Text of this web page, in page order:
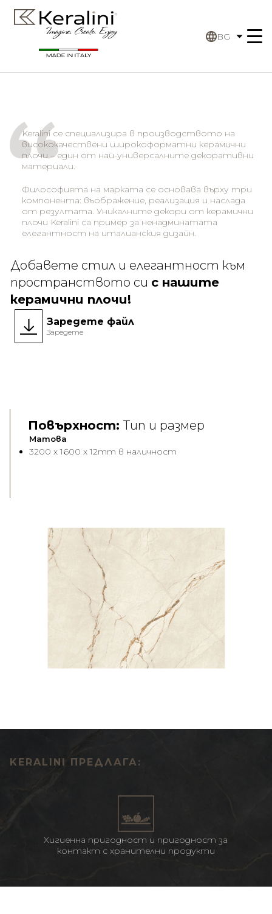
BG
Keralini се специализира в производството на
висококачествени широкоформатни керамични
плочи – един от най-универсалните декоративни
материали.
Философията на марката се основава върху три
компонента: въображение, реализация и наслада
от резултата. Уникалните декори от керамични
плочи Keralini са пример за ненадминатата
елегантност на италианския дизайн.
Добавете стил и елегантност към
пространството си с нашите
керамични плочи!
Заредете файл
Заредете
Повърхност:Тип и размер
Матова
3200 x 1600 x 12mm в наличност
KERALINI ПРЕДЛАГА:
Хигиенна пригодност и пригодност за
контакт с хранителни продукти